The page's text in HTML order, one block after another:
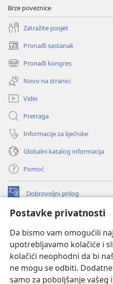
Postavke privatnosti
Da bismo vam omogućili
upotrebljavamo kolačiće i
kolačići neophodni da bi
ne mogu se odbiti.
samo za poboljšanje
Brze poveznice
Zatražite posjet
Pronađi sastanak
(otvara
se
novi
prozor)
Pronađi kongres
(otvara
se
novi
prozor)
Novo na stranici
Videi
Pretraga
Informacije za liječnike
Globalni katalog informacija
Pomoć
Dobrovoljni prilog
(otvara
novi
INTERNETSKA BIBLIOTEKA
se
novi
prozor)
JW Hub
(otvara
se
novi
JW Library